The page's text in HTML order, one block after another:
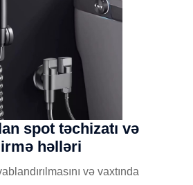
spot təchizatı və
həlləri
və vaxtında